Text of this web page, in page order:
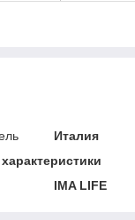
Италия
IMA LIFE